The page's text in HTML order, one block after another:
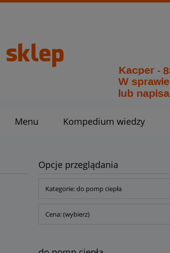
Menu Kompedium wiedzy
Opcje przeglądania
Kategorie: do pomp ciepła
Cena: (wybierz)